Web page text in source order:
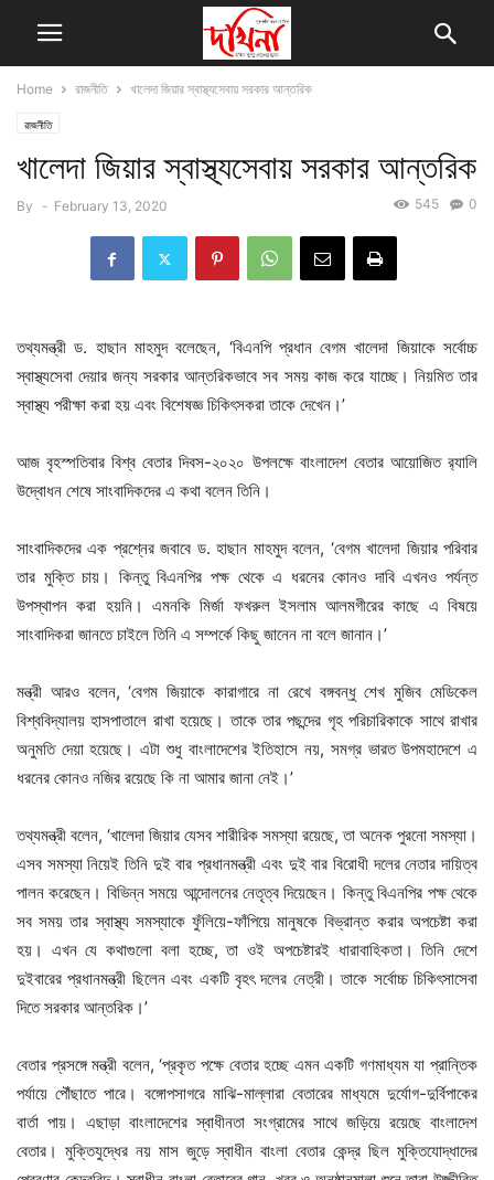
Home রাজনীতি খালেদা জিয়ার স্বাস্থ্যসেবায় সরকার আন্তরিক
রাজনীতি
খালেদা জিয়ার স্বাস্থ্যসেবায় সরকার আন্তরিক
By - February 13, 2020 0
545
তথ্যমন্ত্রী ড. হাছান মাহমুদ বলেছেন, ‘বিএনপি প্রধান বেগম খালেদা জিয়াকে সর্বোচ্চ
স্বাস্থ্যসেবা দেয়ার জন্য সরকার আন্তরিকভাবে সব সময় কাজ করে যাচ্ছে। নিয়মিত তার
স্বাস্থ্য পরীক্ষা করা হয় এবং বিশেষজ্ঞ চিকিৎসকরা তাকে দেখেন।’
আজ বৃহস্পতিবার বিশ্ব বেতার দিবস-২০২০ উপলক্ষে বাংলাদেশ বেতার আয়োজিত র‍্যালি
উদ্বোধন শেষে সাংবাদিকদের এ কথা বলেন তিনি।
সাংবাদিকদের এক প্রশ্নের জবাবে ড. হাছান মাহমুদ বলেন, ‘বেগম খালেদা জিয়ার পরিবার
তার মুক্তি চায়। কিন্তু বিএনপির পক্ষ থেকে এ ধরনের কোনও দাবি এখনও পর্যন্ত
উপস্থাপন করা হয়নি। এমনকি মির্জা ফখরুল ইসলাম আলমগীরের কাছে এ বিষয়ে
সাংবাদিকরা জানতে চাইলে তিনি এ সম্পর্কে কিছু জানেন না বলে জানান।’
মন্ত্রী আরও বলেন, ‘বেগম জিয়াকে কারাগারে না রেখে বঙ্গবন্ধু শেখ মুজিব মেডিকেল
বিশ্ববিদ্যালয় হাসপাতালে রাখা হয়েছে। তাকে তার পছন্দের গৃহ পরিচারিকাকে সাথে রাখার
অনুমতি দেয়া হয়েছে। এটা শুধু বাংলাদেশের ইতিহাসে নয়, সমগ্র ভারত উপমহাদেশে এ
ধরনের কোনও নজির রয়েছে কি না আমার জানা নেই।’
তথ্যমন্ত্রী বলেন, ‘খালেদা জিয়ার যেসব শারীরিক সমস্যা রয়েছে, তা অনেক পুরনো সমস্যা।
এসব সমস্যা নিয়েই তিনি দুই বার প্রধানমন্ত্রী এবং দুই বার বিরোধী দলের নেতার দায়িত্ব
পালন করেছেন। বিভিন্ন সময়ে আন্দোলনের নেতৃত্ব দিয়েছেন। কিন্তু বিএনপির পক্ষ থেকে
সব সময় তার স্বাস্থ্য সমস্যাকে ফুঁলিয়ে-ফাঁপিয়ে মানুষকে বিভ্রান্ত করার অপচেষ্টা করা
হয়। এখন যে কথাগুলো বলা হচ্ছে, তা ওই অপচেষ্টারই ধারাবাহিকতা। তিনি দেশে
দুইবারের প্রধানমন্ত্রী ছিলেন এবং একটি বৃহৎ দলের নেত্রী। তাকে সর্বোচ্চ চিকিৎসাসেবা
দিতে সরকার আন্তরিক।’
বেতার প্রসঙ্গে মন্ত্রী বলেন, ‘প্রকৃত পক্ষে বেতার হচ্ছে এমন একটি গণমাধ্যম যা প্রান্তিক
পর্যায়ে পৌঁছাতে পারে। বঙ্গোপসাগরে মাঝি-মাল্লারা বেতারের মাধ্যমে দুর্যোগ-দুর্বিপাকের
বার্তা পায়। এছাড়া বাংলাদেশের স্বাধীনতা সংগ্রামের সাথে জড়িয়ে রয়েছে বাংলাদেশ
বেতার। মুক্তিযুদ্ধের নয় মাস জুড়ে স্বাধীন বাংলা বেতার কেন্দ্র ছিল মুক্তিযোদ্ধাদের